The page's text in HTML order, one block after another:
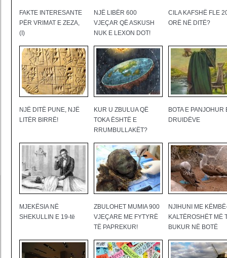
FAKTE INTERESANTE
PËR VRIMAT E ZEZA,
(I)
NJË LIBËR 600
VJEÇAR QË ASKUSH
NUK E LEXON DOT!
CILA KAFSHË FLE
ORË NË DITË?
NJË DITË PUNE, NJË
LITËR BIRRË!
KUR U ZBULUA QË
TOKA ËSHTË E
RRUMBULLAKËT?
BOTA E PANJOHUR
DRUIDËVE
MJEKËSIA NË
SHEKULLIN E 19-të
ZBULOHET MUMIA 900
VJEÇARE ME FYTYRË
TË PAPREKUR!
NJIHUNI ME
KALTËROSHËT MË
BUKUR NË BOTË